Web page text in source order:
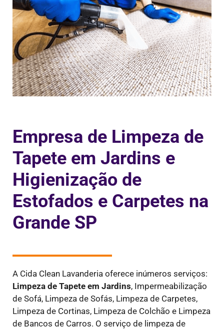
Empresa de Limpeza de
Tapete em Jardins e
Higienização de
Estofados e Carpetes na
Grande SP
A Cida Clean Lavanderia oferece inúmeros serviços:
Limpeza de Tapete em Jardins, Impermeabilização
de Sofá, Limpeza de Sofás, Limpeza de Carpetes,
Limpeza de Cortinas, Limpeza de Colchão e Limpeza
de Bancos de Carros. O serviço de limpeza de